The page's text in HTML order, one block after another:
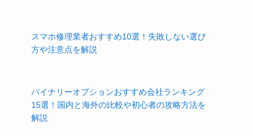
スマホ修理業者おすすめ10選！失敗しない選び
方や注意点を解説
バイナリーオプションおすすめ会社ランキング
15選！国内と海外の比較や初心者の攻略方法を
解説